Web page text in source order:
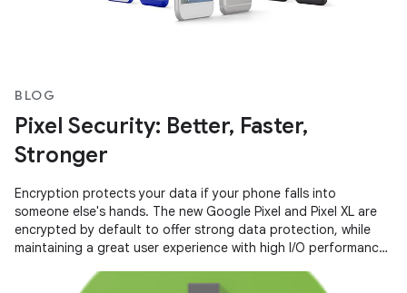
BLOG
Pixel Security: Better, Faster,
Stronger
Encryption protects your data if your phone falls into
someone else's hands. The new Google Pixel and Pixel XL are
encrypted by default to offer strong data protection, while
maintaining a great user experience with high I/O performance